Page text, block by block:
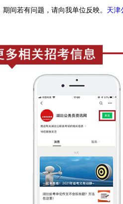
期间若有问题，请向我单位反映。 天津